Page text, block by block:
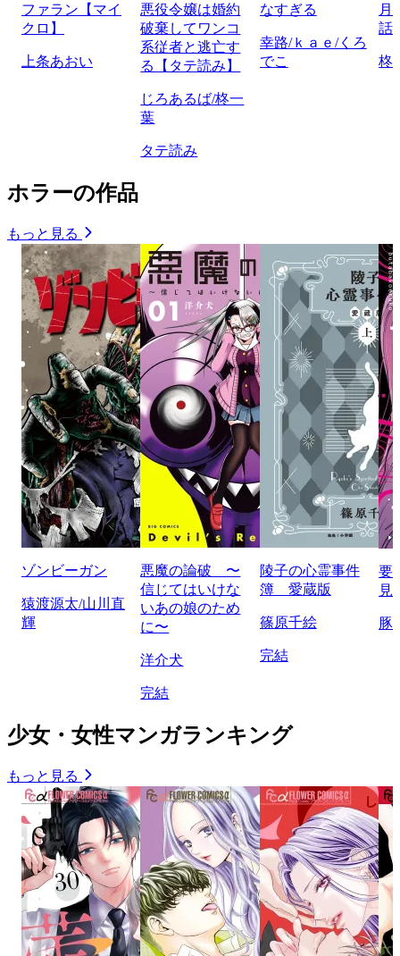
ファラン【マイ
クロ】
上条あおい
悪役令嬢は婚約
破棄してワンコ
系従者と逃亡す
る【タテ読み】
じろあるば/柊一
葉
タテ読み
なすぎる
幸路/ｋａｅ/くろ
でこ
月
話
柊
ホラーの作品
もっと見る
ゾンビーガン
猿渡源太/山川直
輝
悪魔の論破 〜
信じてはいけな
いあの娘のため
に〜
洋介犬
完結
陵子の心霊事件
簿 愛蔵版
篠原千絵
完結
要
見
豚
少女・女性マンガランキング
もっと見る